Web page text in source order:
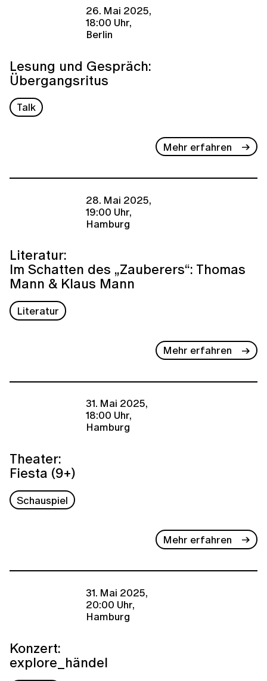
26. Mai 2025,
18:00 Uhr,
Berlin
Lesung und Gespräch:
Übergangsritus
Talk
Mehr erfahren
28. Mai 2025,
19:00 Uhr,
Hamburg
Literatur:
Im Schatten des „Zauberers“: Thomas
Mann & Klaus Mann
Literatur
Mehr erfahren
31. Mai 2025,
18:00 Uhr,
Hamburg
Theater:
Fiesta (9+)
Schauspiel
Mehr erfahren
31. Mai 2025,
20:00 Uhr,
Hamburg
Konzert:
explore_händel